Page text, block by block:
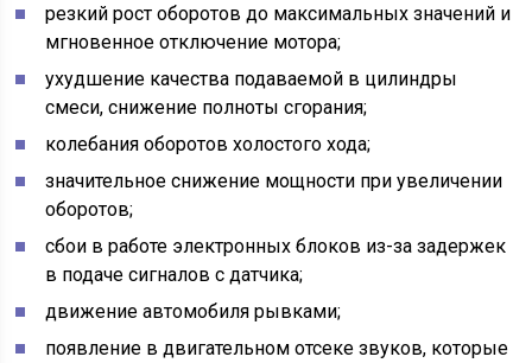
резкий рост оборотов до максимальных значений и
мгновенное отключение мотора;
ухудшение качества подаваемой в цилиндры
смеси, снижение полноты сгорания;
колебания оборотов холостого хода;
значительное снижение мощности при увеличении
оборотов;
сбои в работе электронных блоков из-за задержек
в подаче сигналов с датчика;
движение автомобиля рывками;
появление в двигательном отсеке звуков, которые